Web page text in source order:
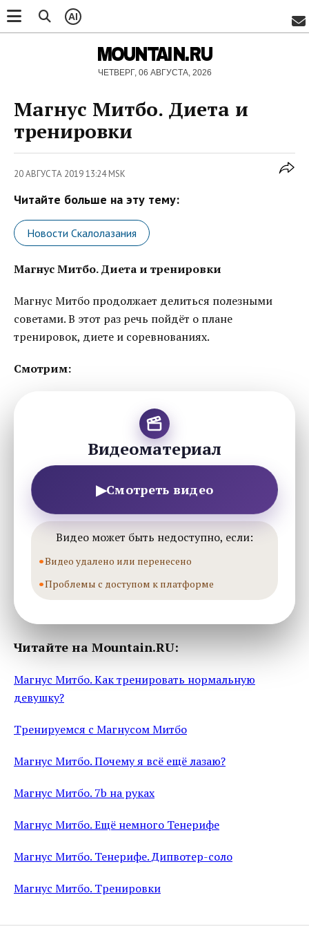
AI
MOUNTAIN.RU
ЧЕТВЕРГ, 06 АВГУСТА, 2026
Магнус Митбо. Диета и
тренировки
20 АВГУСТА 2019 13:24 MSK
Читайте больше на эту тему:
Новости Скалолазания
Магнус Митбо. Диета и тренировки
Магнус Митбо продолжает делиться полезными
советами. В этот раз речь пойдёт о плане
тренировок, диете и соревнованиях.
Смотрим:
Видеоматериал
▶Смотреть видео
Видео может быть недоступно, если:
Видео удалено или перенесено
Проблемы с доступом к платформе
Читайте на Mountain.RU:
Магнус Митбо. Как тренировать нормальную
девушку?
Тренируемся с Магнусом Митбо
Магнус Митбо. Почему я всё ещё лазаю?
Магнус Митбо. 7b на руках
Магнус Митбо. Ещё немного Тенерифе
Магнус Митбо. Тенерифе. Дипвотер-соло
Магнус Митбо. Тренировки